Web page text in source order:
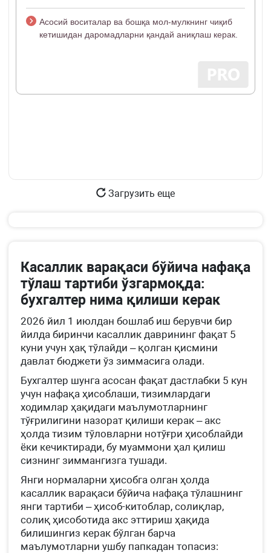
Асосий воситалар ва бошқа мол-мулкнинг чиқиб
кетишидан даромадларни қандай аниқлаш керак.
Загрузить еще
Касаллик варақаси бўйича нафақа
тўлаш тартиби ўзгармоқда:
бухгалтер нима қилиши керак
2026 йил 1 июлдан бошлаб иш берувчи бир
йилда биринчи касаллик даврининг фақат 5
куни учун ҳақ тўлайди – қолган қисмини
давлат бюджети ўз зиммасига олади.
Бухгалтер шунга асосан фақат дастлабки 5 кун
учун нафақа ҳисоблаши, тизимлардаги
ходимлар ҳақидаги маълумотларнинг
тўғрилигини назорат қилиши керак – акс
ҳолда тизим тўловларни нотўғри ҳисоблайди
ёки кечиктиради, бу муаммони ҳал қилиш
сизнинг зиммангизга тушади.
Янги нормаларни ҳисобга олган ҳолда
касаллик варақаси бўйича нафақа тўлашнинг
янги тартиби – ҳисоб-китоблар, солиқлар,
солиқ ҳисоботида акс эттириш ҳақида
билишингиз керак бўлган барча
маълумотларни ушбу папкадан топасиз: